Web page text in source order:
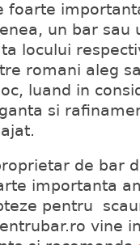
foarte
un bar sau
locului
romani aleg
luand in
si
de bar
importanta
pentru
vine